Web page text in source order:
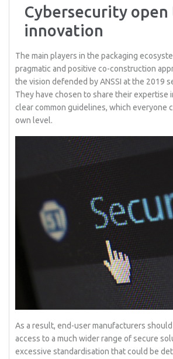
Cybersecurity open
innovation
The main players in the packaging
pragmatic and positive co-construction
the vision defended by ANSSI at the 2019
They have chosen to share their expertise
clear common guidelines, which everyone
own level.
As a result, end-user manufacturers
access to a much wider range of secure
excessive standardisation that could be